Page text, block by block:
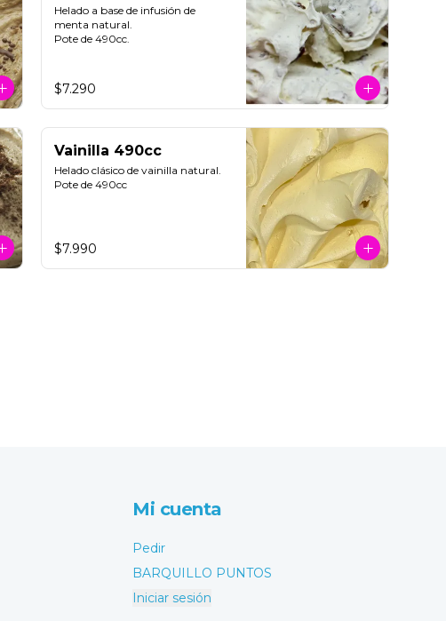
Helado a base de infusión de
menta natural.
Pote de 490cc.
$7.290
Vainilla 490cc
Helado clásico de vainilla natural.
Pote de 490cc
$7.990
Mi cuenta
Pedir
BARQUILLO PUNTOS
Iniciar sesión